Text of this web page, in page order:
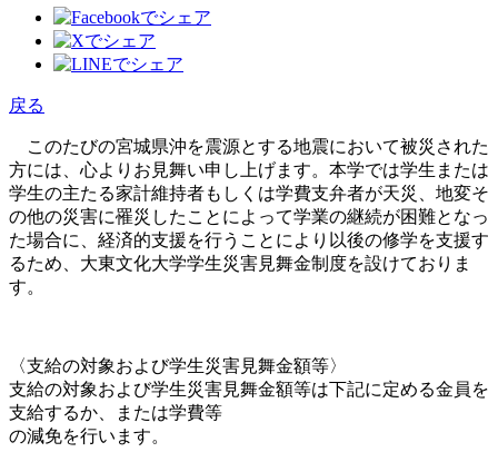
戻る
このたびの宮城県沖を震源とする地震において被災された
方には、心よりお見舞い申し上げます。本学では学生または
学生の主たる家計維持者もしくは学費支弁者が天災、地変そ
の他の災害に罹災したことによって学業の継続が困難となっ
た場合に、経済的支援を行うことにより以後の修学を支援す
るため、大東文化大学学生災害見舞金制度を設けておりま
す。
〈支給の対象および学生災害見舞金額等〉
支給の対象および学生災害見舞金額等は下記に定める金員を
支給するか、または学費等
の減免を行います。